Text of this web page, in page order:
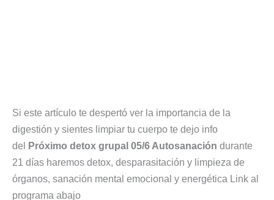
Si este artículo te despertó ver la importancia de la
digestión y sientes limpiar tu cuerpo te dejo info
del
Próximo detox grupal 05/6 Autosanación durante
21 días haremos detox, desparasitación y limpieza de
órganos, sanación mental emocional y energética Link al
programa abajo